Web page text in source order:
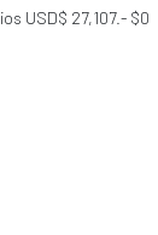
USD$ 27,107.- $0